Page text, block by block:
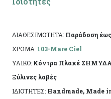
Ειδικά
ιδανικά για
Η πρώτη ύλη επιτρέπει
νερά ή ρόζοι. Το
ελάχιστες αποκλίσεις
ΔΙΑΘΕΣΙΜΟΤΗΤΑ: Παράδοση
ΧΡΩΜΑ: 103-Mare Ciel
ΥΛΙΚΟ: Κόντρα Πλακέ
Ξύλινες λαβές
ΙΔΙΟΤΗΤΕΣ: Handmade, Made